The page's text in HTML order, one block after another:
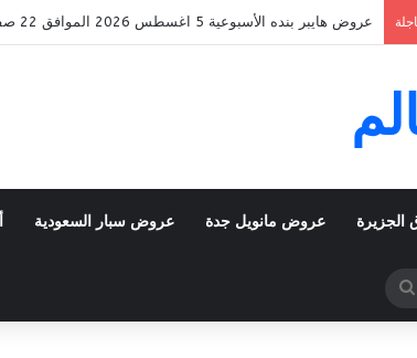
عروض هايبر بنده الأسبوعية 5 اغسطس 2026 الموافق 22 صفر 1448 Back To School
عروض مانويل جدة عروض سبار السعودية
بحث
عن